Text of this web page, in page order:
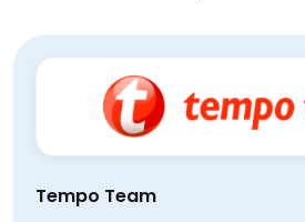
Tempo Team